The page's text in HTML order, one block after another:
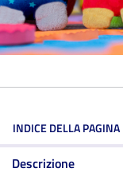
INDICE DELLA PAGINA
Descrizione